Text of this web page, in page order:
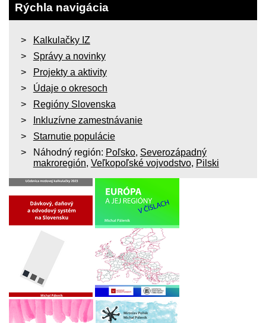
Rýchla navigácia
Kalkulačky IZ
Správy a novinky
Projekty a aktivity
Údaje o okresoch
Regióny Slovenska
Inkluzívne zamestnávanie
Starnutie populácie
Náhodný región: Poľsko, Severozápadný
makroregión, Veľkopoľské vojvodstvo, Pilski